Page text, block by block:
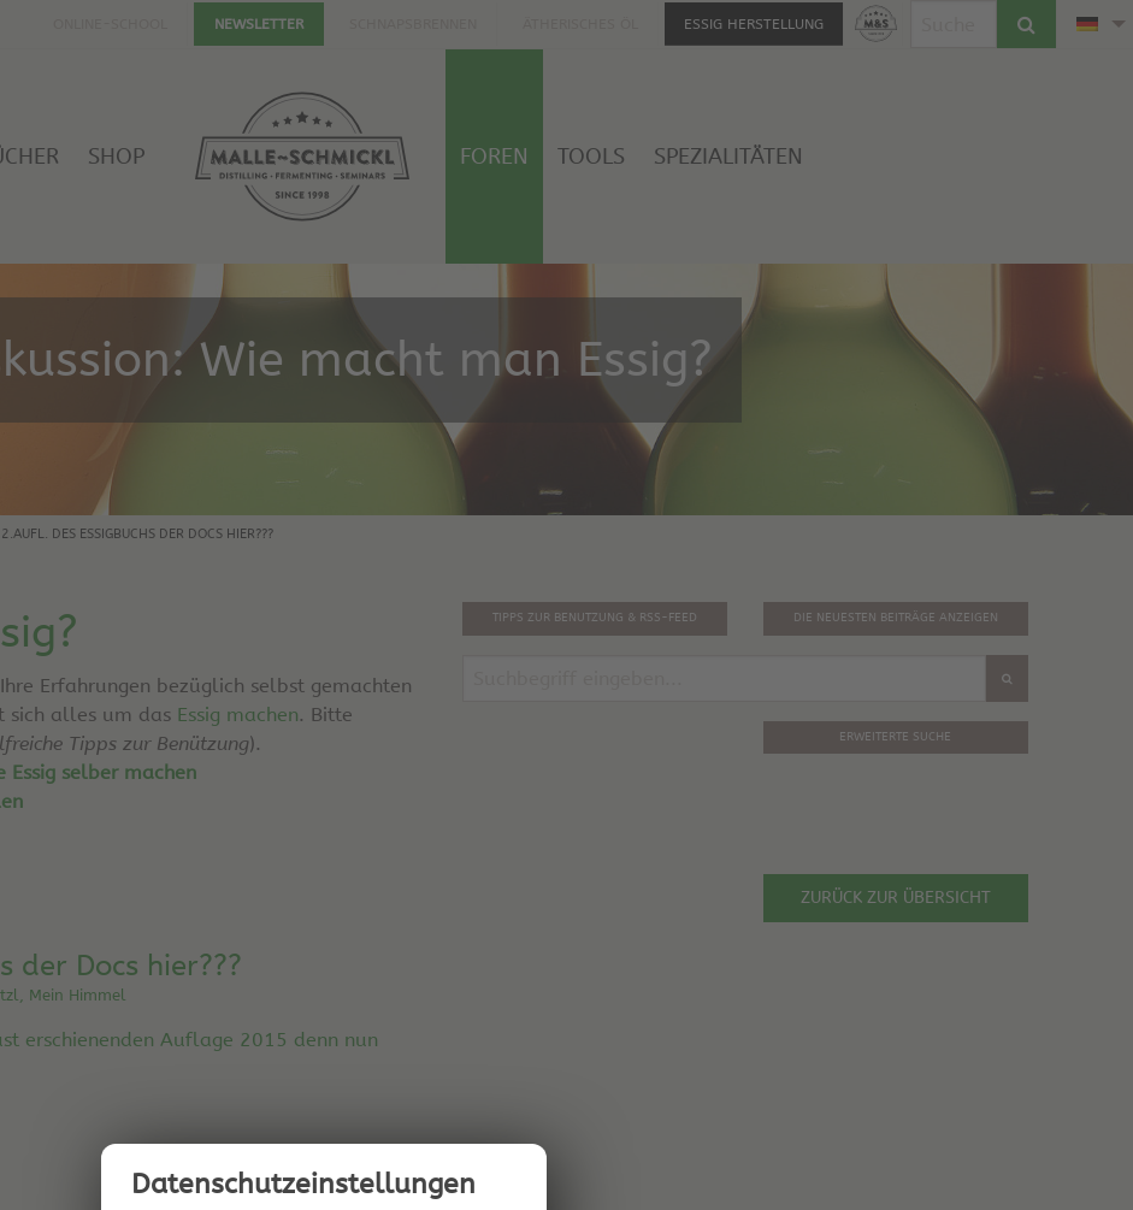
Datenschutz­einstellungen
NEWSLETTER ESSIG HERSTELLUNG
SHOP FOREN TOOLS SPEZIALITÄTEN
Wie macht man Essig?
DES ESSIGBUCHS DER DOCS HIER???
Erfahrungen bezüglich selbst gemachten
sich alles um das Essig machen. Bitte
Tipps zur Benützung).
Essig selber machen
TIPPS ZUR BENUTZUNG & RSS-FEED DIE NEUESTEN BEITRÄGE ANZEIGEN
ERWEITERTE SUCHE
ZURÜCK ZUR ÜBERSICHT
der Docs hier???
Mein Himmel
erschienenden Auflage 2015 denn nun